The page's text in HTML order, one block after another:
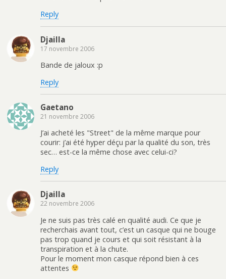
Reply
Djailla
17 novembre 2006
Bande de jaloux :p
Reply
Gaetano
21 novembre 2006
J’ai acheté les "Street" de la même marque pour
courir: j’ai été hyper déçu par la qualité du son, très
sec… est-ce la même chose avec celui-ci?
Reply
Djailla
22 novembre 2006
Je ne suis pas très calé en qualité audi. Ce que je
recherchais avant tout, c’est un casque qui ne bouge
pas trop quand je cours et qui soit résistant à la
transpiration et à la chute.
Pour le moment mon casque répond bien à ces
attentes